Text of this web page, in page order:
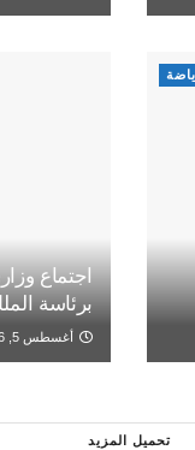
اجتماع
برئاسة
أغسطس 5, 2026
تحميل المزيد